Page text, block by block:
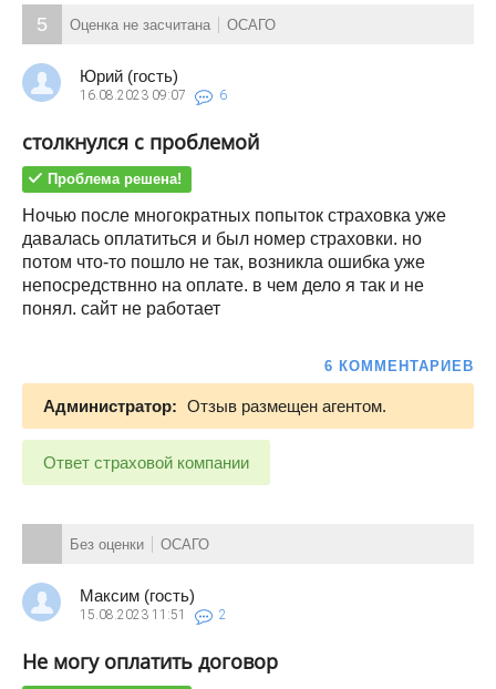
5 Оценка не засчитана ОСАГО
Юрий (гость)
16.08.2023 09:07 6
столкнулся с проблемой
Проблема решена!
Ночью после многократных попыток страховка уже
давалась оплатиться и был номер страховки. но
потом что-то пошло не так, возникла ошибка уже
непосредствнно на оплате. в чем дело я так и не
понял. сайт не работает
6 КОММЕНТАРИЕВ
Администратор: Отзыв размещен агентом.
Ответ страховой компании
Без оценки ОСАГО
Максим (гость)
15.08.2023 11:51 2
Не могу оплатить договор